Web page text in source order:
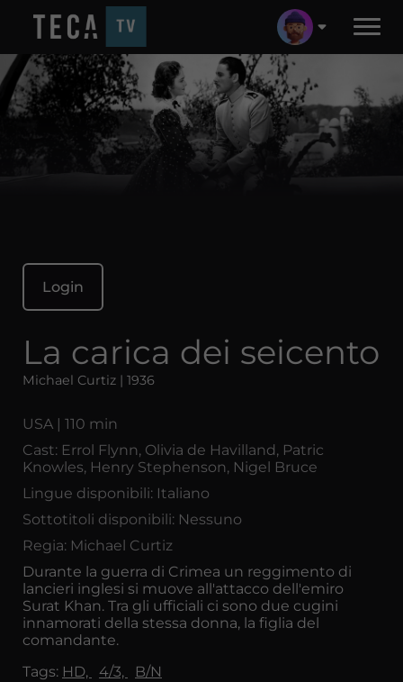
Login
La carica dei seicento
Michael Curtiz | 1936
USA | 110 min
Cast: Errol Flynn, Olivia de Havilland, Patric
Knowles, Henry Stephenson, Nigel Bruce
Lingue disponibili: Italiano
Sottotitoli disponibili: Nessuno
Regia: Michael Curtiz
Durante la guerra di Crimea un reggimento di
lancieri inglesi si muove all'attacco dell'emiro
Surat Khan. Tra gli ufficiali ci sono due cugini
innamorati della stessa donna, la figlia del
comandante.
Tags: HD, 4/3, B/N